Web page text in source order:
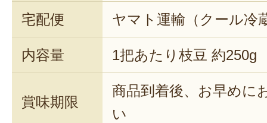
宅配便 ヤマト運輸（クール冷
内容量 1把あたり枝豆 約250g
賞味期限
商品到着後、お早めに
い